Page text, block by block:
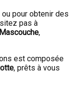
pour obtenir des
pas à
Mascouche,
est composée
, prêts à vous